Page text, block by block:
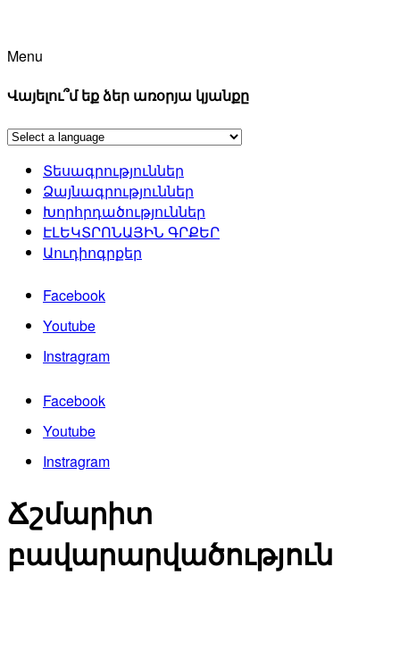
Menu
Վայելու՞մ եք ձեր առօրյա կյանքը
Տեսագրություններ
Ձայնագրություններ
Խորհրդածություններ
ԷԼԵԿՏՐՈՆԱՅԻՆ ԳՐՔԵՐ
Աուդիոգրքեր
Facebook
Youtube
Instragram
Facebook
Youtube
Instragram
Ճշմարիտ
բավարարվածություն